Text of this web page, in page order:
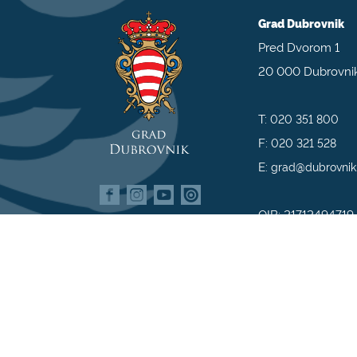
Grad Dubrovnik
Pred Dvorom 1
20 000
T:020 351 800
F:020 321 528
E:
OIB: 21712494719